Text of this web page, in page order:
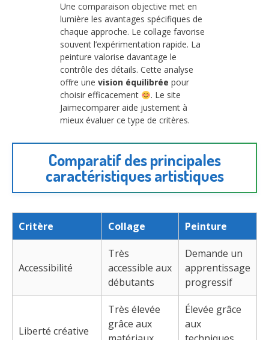
Une comparaison objective met en
lumière les avantages spécifiques de
chaque approche. Le collage favorise
souvent l’expérimentation rapide. La
peinture valorise davantage le
contrôle des détails. Cette analyse
offre une vision équilibrée pour
choisir efficacement
. Le site
Jaimecomparer aide justement à
mieux évaluer ce type de critères.
Comparatif des principales
caractéristiques artistiques
Critère Collage Peinture
Accessibilité
Très
accessible aux
débutants
Demande un
apprentissage
progressif
Liberté créative
Très élevée
grâce aux
Élevée grâce
aux